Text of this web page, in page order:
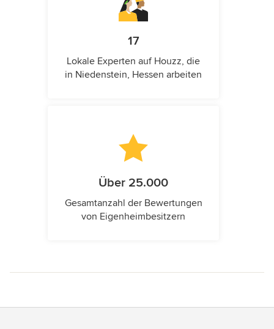
17
Lokale Experten auf Houzz, die
in Niedenstein, Hessen arbeiten
Über 25.000
Gesamtanzahl der Bewertungen
von Eigenheimbesitzern